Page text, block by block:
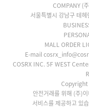
COMPANY (
서울특별시 강남구 테
MALL ORDER
E-mail
COSRX INC. 5F WEST
Copyright
안전거래를 위해 (주)
서비스를 제공하고 있